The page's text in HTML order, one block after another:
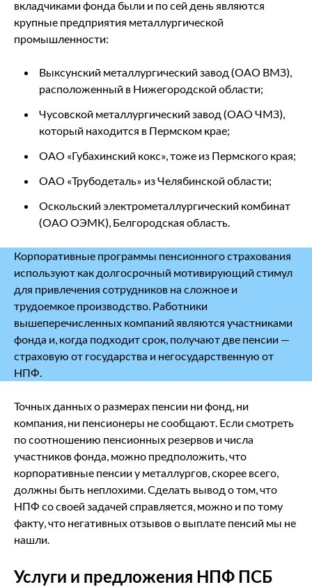
вкладчиками фонда были и по сей день являются
крупные предприятия металлургической
промышленности:
Выксунский металлургический завод (ОАО ВМЗ),
расположенный в Нижегородской области;
Чусовской металлургический завод (ОАО ЧМЗ),
который находится в Пермском крае;
ОАО «Губахинский кокс», тоже из Пермского края;
ОАО «Трубодеталь» из Челябинской области;
Оскольский электрометаллургический комбинат
(ОАО ОЭМК), Белгородская область.
Корпоративные программы пенсионного страхования
используют как долгосрочный мотивирующий стимул
для привлечения сотрудников на сложное и
трудоемкое производство. Работники
вышеперечисленных компаний являются участниками
фонда и, когда подходит срок, получают две пенсии ―
страховую от государства и негосударственную от
НПФ.
Точных данных о размерах пенсии ни фонд, ни
компания, ни пенсионеры не сообщают. Если смотреть
по соотношению пенсионных резервов и числа
участников фонда, можно предположить, что
корпоративные пенсии у металлургов, скорее всего,
должны быть неплохими. Сделать вывод о том, что
НПФ со своей задачей справляется, можно и по тому
факту, что негативных отзывов о выплате пенсий мы не
нашли.
Услуги и предложения НПФ ПСБ